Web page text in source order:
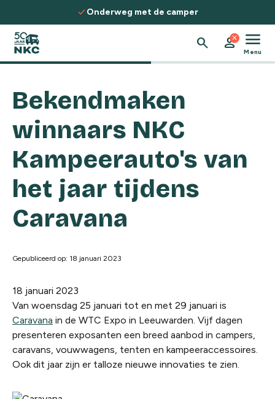
Spring naar de inhoud
checkOnderweg met de camper
search person
close menu
Menu
Bekendmaken
winnaars NKC
Kampeerauto's van
het jaar tijdens
Caravana
Gepubliceerd op: 18 januari 2023
18 januari 2023
Van woensdag 25 januari tot en met 29 januari is
Caravana in de WTC Expo in Leeuwarden. Vijf dagen
presenteren exposanten een breed aanbod in campers,
caravans, vouwwagens, tenten en kampeeraccessoires.
Ook dit jaar zijn er talloze nieuwe innovaties te zien.